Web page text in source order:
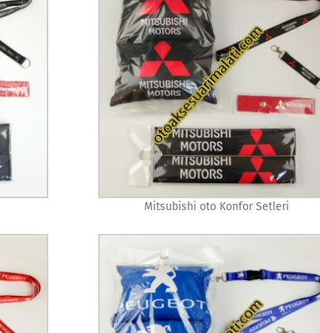
Mitsubishi oto Konfor Setleri